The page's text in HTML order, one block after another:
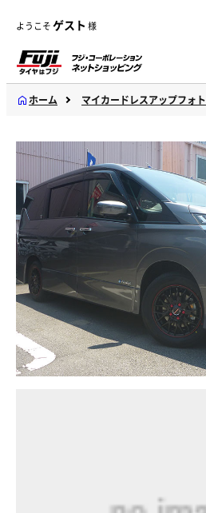
ようこそゲスト 様
ホーム マイカードレスアップフォト